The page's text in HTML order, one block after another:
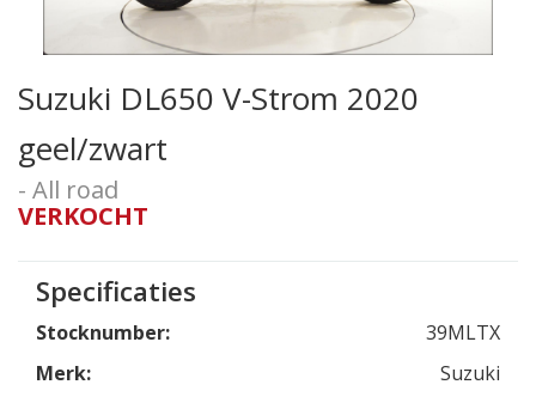
Suzuki DL650 V-Strom 2020
geel/zwart
- All road
VERKOCHT
Specificaties
Stocknumber:
39MLTX
Merk:
Suzuki